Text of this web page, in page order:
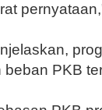
PKB